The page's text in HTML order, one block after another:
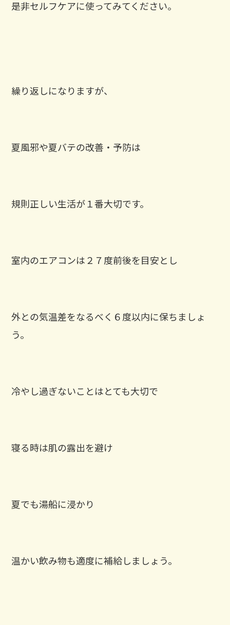
是非セルフケアに使ってみてください。
繰り返しになりますが、
夏風邪や夏バテの改善・予防は
規則正しい生活が１番大切です。
室内のエアコンは２７度前後を目安とし
外との気温差をなるべく６度以内に保ちましょ
う。
冷やし過ぎないことはとても大切で
寝る時は肌の露出を避け
夏でも湯船に浸かり
温かい飲み物も適度に補給しましょう。